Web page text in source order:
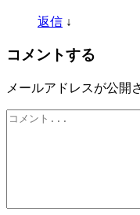
返信 ↓
コメントする
メールアドレスが公開